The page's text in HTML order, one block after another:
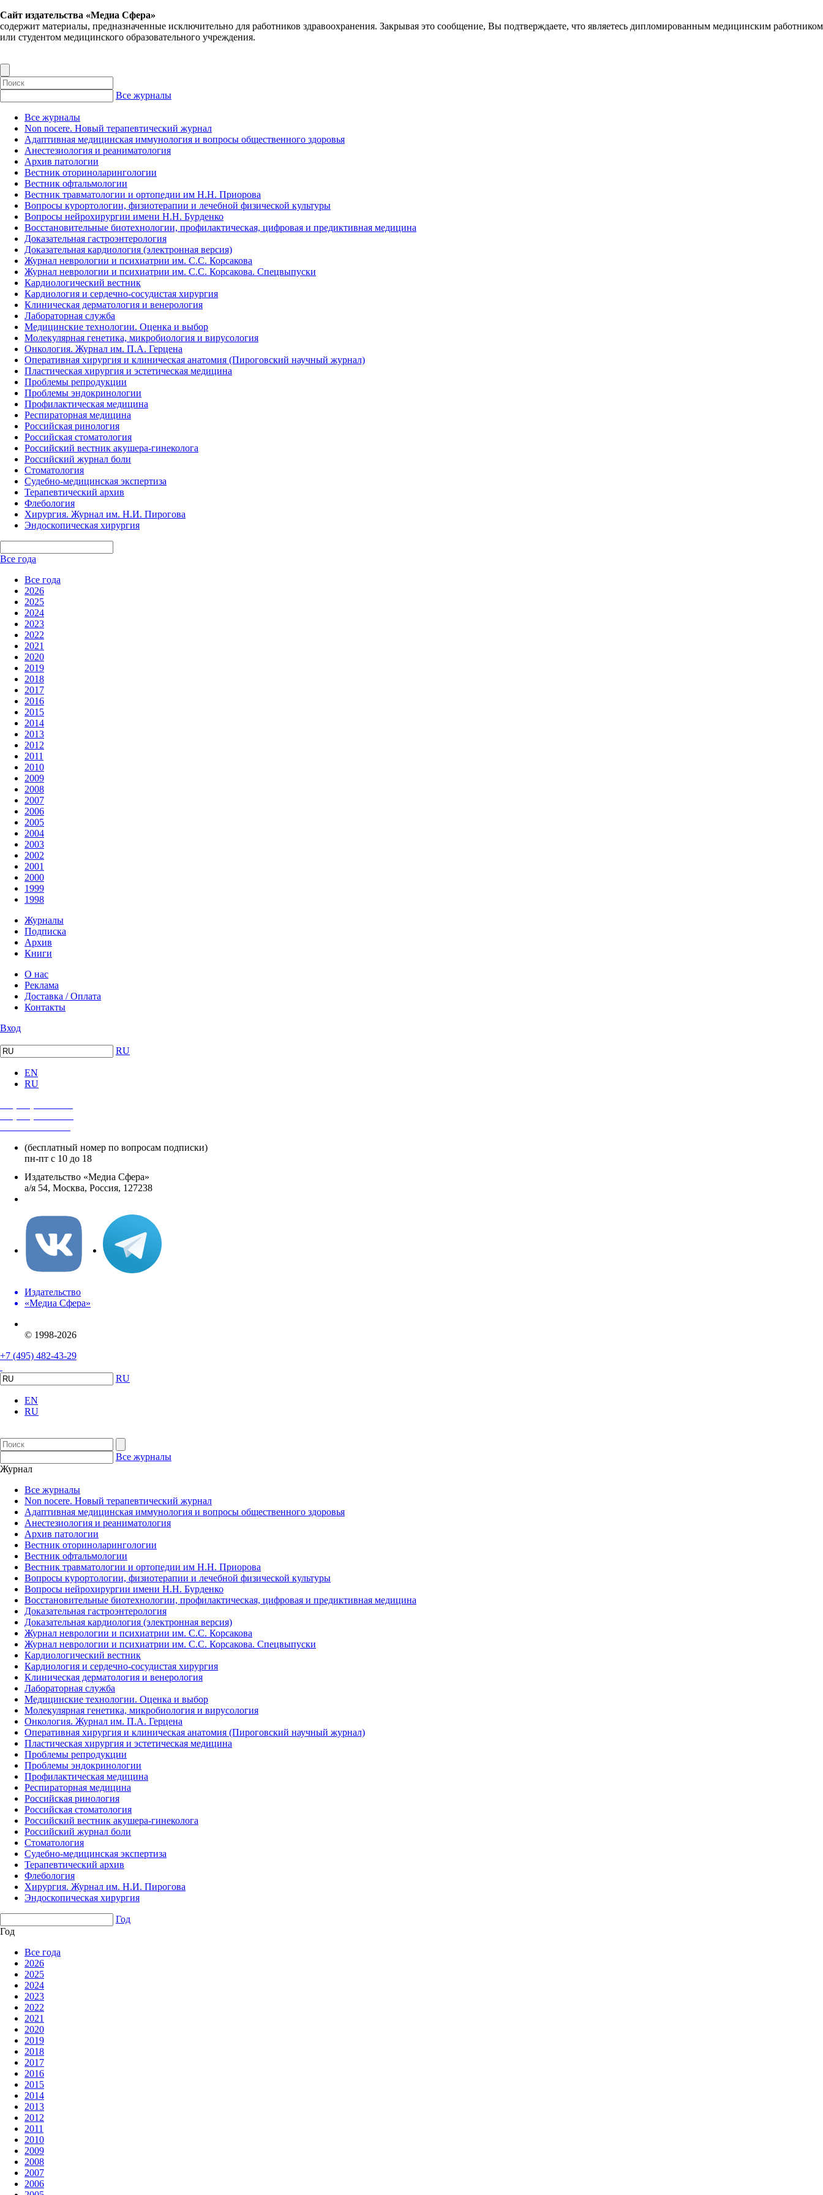
Сайт издательства «Медиа Сфера»
содержит материалы, предназначенные исключительно для работников здравоохранения. Закрывая это сообщение, Вы подтверждаете, что являетесь дипломированным медицинским работником
или студентом медицинского образовательного учреждения.
Все журналы
Все журналы
Non nocere. Новый терапевтический журнал
Адаптивная медицинская иммунология и вопросы общественного здоровья
Анестезиология и реаниматология
Архив патологии
Вестник оториноларингологии
Вестник офтальмологии
Вестник травматологии и ортопедии им Н.Н. Приорова
Вопросы курортологии, физиотерапии и лечебной физической культуры
Вопросы нейрохирургии имени Н.Н. Бурденко
Восстановительные биотехнологии, профилактическая, цифровая и предиктивная медицина
Доказательная гастроэнтерология
Доказательная кардиология (электронная версия)
Журнал неврологии и психиатрии им. С.С. Корсакова
Журнал неврологии и психиатрии им. С.С. Корсакова. Спецвыпуски
Кардиологический вестник
Кардиология и сердечно-сосудистая хирургия
Клиническая дерматология и венерология
Лабораторная служба
Медицинские технологии. Оценка и выбор
Молекулярная генетика, микробиология и вирусология
Онкология. Журнал им. П.А. Герцена
Оперативная хирургия и клиническая анатомия (Пироговский научный журнал)
Пластическая хирургия и эстетическая медицина
Проблемы репродукции
Проблемы эндокринологии
Профилактическая медицина
Респираторная медицина
Российская ринология
Российская стоматология
Российский вестник акушера-гинеколога
Российский журнал боли
Стоматология
Судебно-медицинская экспертиза
Терапевтический архив
Флебология
Хирургия. Журнал им. Н.И. Пирогова
Эндоскопическая хирургия
Все года
Все года
2026
2025
2024
2023
2022
2021
2020
2019
2018
2017
2016
2015
2014
2013
2012
2011
2010
2009
2008
2007
2006
2005
2004
2003
2002
2001
2000
1999
1998
Журналы
Подписка
Архив
Книги
О нас
Реклама
Доставка / Оплата
Контакты
Вход
RU
EN
RU
(бесплатный номер по вопросам подписки)
пн-пт с 10 до 18
Издательство «Медиа Сфера»
а/я 54, Москва, Россия, 127238
Издательство
«Медиа Сфера»
© 1998-2026
+7 (495) 482-43-29
RU
EN
RU
Все журналы
Журнал
Все журналы
Non nocere. Новый терапевтический журнал
Адаптивная медицинская иммунология и вопросы общественного здоровья
Анестезиология и реаниматология
Архив патологии
Вестник оториноларингологии
Вестник офтальмологии
Вестник травматологии и ортопедии им Н.Н. Приорова
Вопросы курортологии, физиотерапии и лечебной физической культуры
Вопросы нейрохирургии имени Н.Н. Бурденко
Восстановительные биотехнологии, профилактическая, цифровая и предиктивная медицина
Доказательная гастроэнтерология
Доказательная кардиология (электронная версия)
Журнал неврологии и психиатрии им. С.С. Корсакова
Журнал неврологии и психиатрии им. С.С. Корсакова. Спецвыпуски
Кардиологический вестник
Кардиология и сердечно-сосудистая хирургия
Клиническая дерматология и венерология
Лабораторная служба
Медицинские технологии. Оценка и выбор
Молекулярная генетика, микробиология и вирусология
Онкология. Журнал им. П.А. Герцена
Оперативная хирургия и клиническая анатомия (Пироговский научный журнал)
Пластическая хирургия и эстетическая медицина
Проблемы репродукции
Проблемы эндокринологии
Профилактическая медицина
Респираторная медицина
Российская ринология
Российская стоматология
Российский вестник акушера-гинеколога
Российский журнал боли
Стоматология
Судебно-медицинская экспертиза
Терапевтический архив
Флебология
Хирургия. Журнал им. Н.И. Пирогова
Эндоскопическая хирургия
Год
Год
Все года
2026
2025
2024
2023
2022
2021
2020
2019
2018
2017
2016
2015
2014
2013
2012
2011
2010
2009
2008
2007
2006